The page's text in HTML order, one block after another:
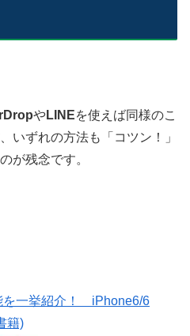
やLINEを使えば同様のこ
いずれの方法も「コツン！」
が残念です。
を一挙紹介！ iPhone6/6
籍)